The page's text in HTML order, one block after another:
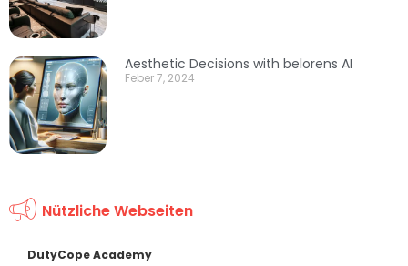
Aesthetic Decisions with belorens AI
Feber 7, 2024
Nützliche Webseiten
DutyCope Academy